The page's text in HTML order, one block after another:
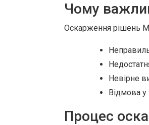
Чому
Оскарження рішень
Невірне
Відмова у
Процес